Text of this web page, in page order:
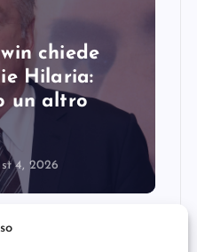
chiede
Hilaria:
un altro
4, 2026